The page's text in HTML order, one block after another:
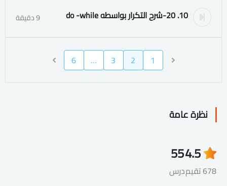
10. 20-شرح التكرار بواسطه do -while 9 دقيقة
1
2
3
…
6
نظرة عامة
4.5
678 تقيم
55
درس